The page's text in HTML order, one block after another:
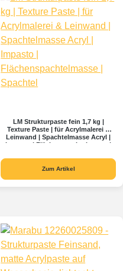
LM Strukturpaste fein 1,7 kg |
Texture Paste | für Acrylmalerei &
Leinwand | Spachtelmasse Acryl |
Impasto | Flächenspachtelmasse |
Zum Artikel